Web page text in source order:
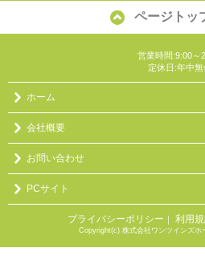
ページトッ
営業時間:9:00～
定休日:年中無
ホーム
会社概要
お問い合わせ
PCサイト
プライバシーポリシー ｜ 利用
Copyright(c) 株式会社ワンツインズホ